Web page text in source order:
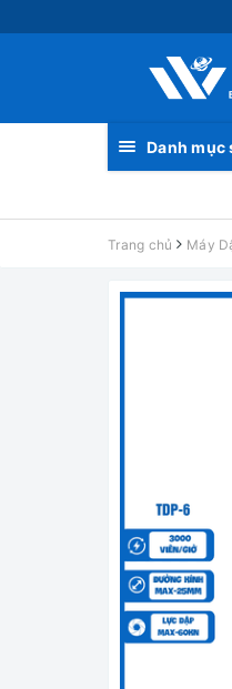
Danh mục
Trang chủ Máy